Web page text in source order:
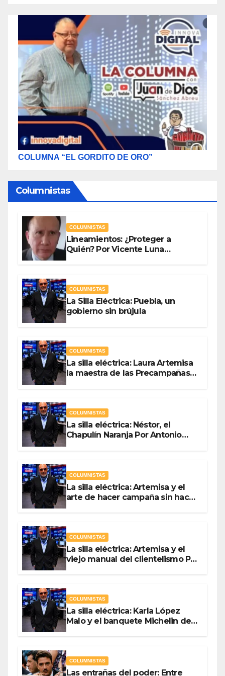
COLUMNA “EL GORDITO DE ORO”
Columnistas
COLUMNISTAS
Lineamientos: ¿Proteger a
Quién? Por Vicente Luna
COLUMNISTAS
La Silla Eléctrica: Puebla, un
gobierno sin brújula
COLUMNISTAS
La silla eléctrica: Laura Artemisa
la maestra de las Precampañas
COLUMNISTAS
La silla eléctrica: Néstor, el
Chapulín Naranja Por Antonio
COLUMNISTAS
La silla eléctrica: Artemisa y el
arte de hacer campaña sin hacer
COLUMNISTAS
La silla eléctrica: Artemisa y el
viejo manual del clientelismo Por
COLUMNISTAS
La silla eléctrica: Karla López
Malo y el banquete Michelin del
COLUMNISTAS
Las entrañas del poder: Entre